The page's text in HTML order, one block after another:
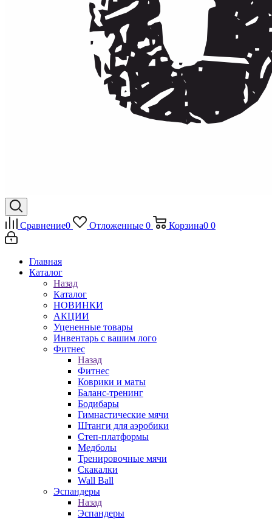
Сравнение0 Отложенные 0 Корзина0 0
Главная
Каталог
Назад
Каталог
НОВИНКИ
АКЦИИ
Уцененные товары
Инвентарь с вашим лого
Фитнес
Назад
Фитнес
Коврики и маты
Баланс-тренинг
Бодибары
Гимнастические мячи
Штанги для аэробики
Степ-платформы
Медболы
Тренировочные мячи
Скакалки
Wall Ball
Эспандеры
Назад
Эспандеры